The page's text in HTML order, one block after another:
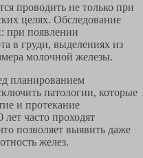
проводить не только при
целях. Обследование
при появлении
в груди, выделениях из
молочной железы.
планированием
патологии, которые
и протекание
часто проходят
позволяет выявить даже
желез.